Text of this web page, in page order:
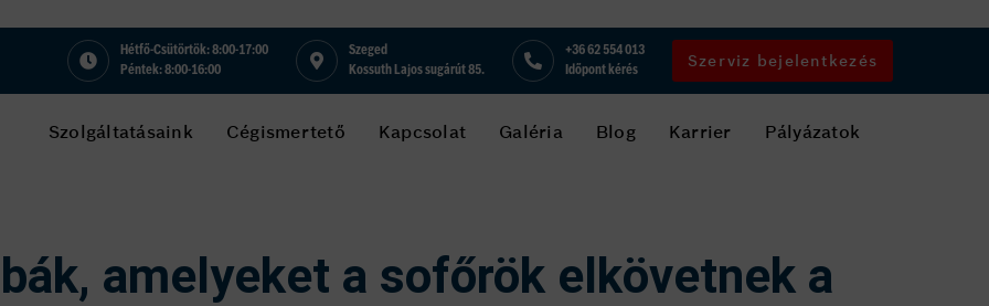
Hétfő-Csütörtök: 8:00-17:00
Péntek: 8:00-16:00
Szeged
Kossuth Lajos sugárút 85.
+36 62 554 013
Időpont kérés
Szerviz bejelentkezés
Szolgáltatásaink Cégismertető Kapcsolat Galéria Blog Karrier Pályázatok
amelyeket a sofőrök elkövetnek a